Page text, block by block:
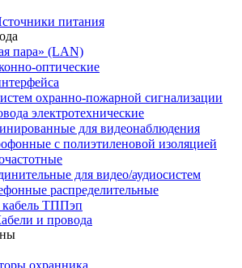
питания
пара» (LAN)
оптические
охранно-пожарной сигнализации
электротехнические
для видеонаблюдения
с полиэтиленовой изоляцией
для видео/аудиосистем
распределительные
ТППэп
и провода
охранника